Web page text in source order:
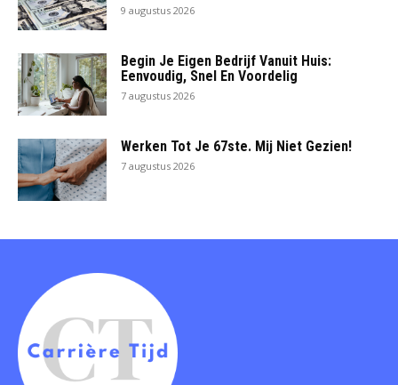
9 augustus 2026
Begin Je Eigen Bedrijf Vanuit Huis:
Eenvoudig, Snel En Voordelig
7 augustus 2026
Werken Tot Je 67ste. Mij Niet Gezien!
7 augustus 2026